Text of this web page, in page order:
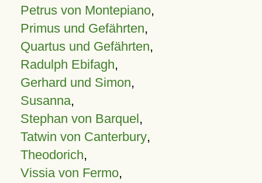
Petrus von Montepiano,
Primus und Gefährten,
Quartus und Gefährten,
Radulph Ebifagh,
Gerhard und Simon,
Susanna,
Stephan von Barquel,
Tatwin von Canterbury,
Theodorich,
Vissia von Fermo,